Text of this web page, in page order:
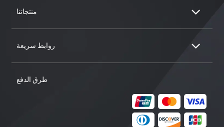
منتجاتنا
روابط سريعة
طرق الدفع